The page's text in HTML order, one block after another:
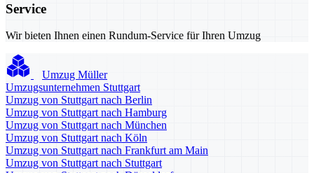
Service
Wir bieten Ihnen einen Rundum-Service für Ihren Umzug
Umzug Müller
Umzugsunternehmen Stuttgart
Umzug von Stuttgart nach Berlin
Umzug von Stuttgart nach Hamburg
Umzug von Stuttgart nach München
Umzug von Stuttgart nach Köln
Umzug von Stuttgart nach Frankfurt am Main
Umzug von Stuttgart nach Stuttgart